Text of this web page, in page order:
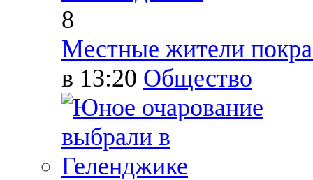
8
Местные жители
в 13:20 Общество